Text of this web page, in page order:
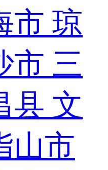
市 琼
市 三
县 文
山市